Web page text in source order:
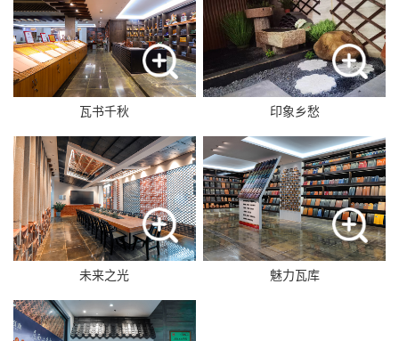
瓦书千秋 印象乡愁
未来之光 魅力瓦库